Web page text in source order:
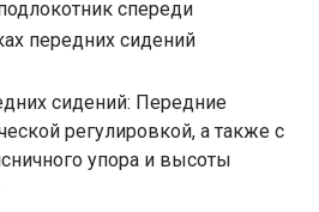
спереди
передних сидений
сидений: Передние
регулировкой, а также с
упора и высоты